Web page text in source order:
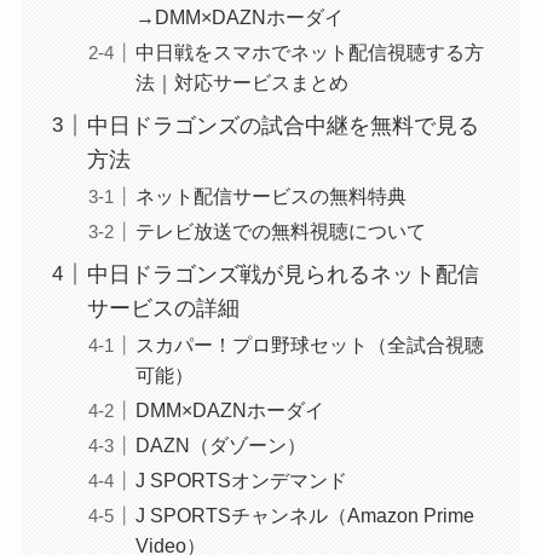
→DMM×DAZNホーダイ
中日戦をスマホでネット配信視聴する方
法｜対応サービスまとめ
中日ドラゴンズの試合中継を無料で見る
方法
ネット配信サービスの無料特典
テレビ放送での無料視聴について
中日ドラゴンズ戦が見られるネット配信
サービスの詳細
スカパー！プロ野球セット（全試合視聴
可能）
DMM×DAZNホーダイ
DAZN（ダゾーン）
J SPORTSオンデマンド
J SPORTSチャンネル（Amazon Prime
Video）